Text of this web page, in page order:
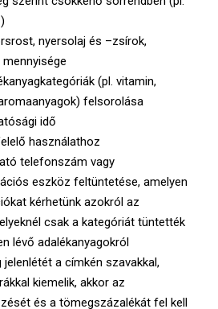
nyersolaj és –zsírok,
(pl. vitamin,
felsorolása
idő
használathoz
telefonszám vagy
eszköz feltüntetése, amelyen
kérhetünk azokról az
csak a kategóriát tüntették
lévő adalékanyagokról
jelenlétét a címkén szavakkal,
kiemelik, akkor az
és a tömegszázalékát fel kell